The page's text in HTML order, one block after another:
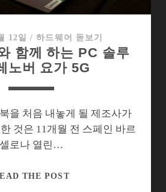
지
로
준
던
레
12일 /하드웨어 돋보기
함께 하는 PC 솔루
노버 요가 5G
을 처음 내놓게 될 제조사가
것은 11개월 전 스페인 바르
셀로나 열린…
THE POST5G